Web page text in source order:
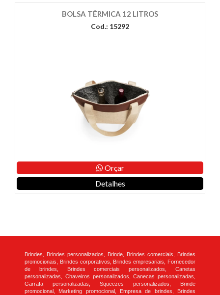
BOLSA TÉRMICA 12 LITROS
Cod.: 15292
Orçar
Detalhes
Brindes, Brindes personalizados, Brinde, Brindes comerciais, Brindes
promocionais, Brindes corporativos, Brindes empresariais, Fornecedor
de brindes, Brindes comerciais personalizados, Canetas
personalizadas, Chaveiros personalizados, Canecas personalizadas,
Garrafa personalizadas, Squeezes personalizados, Brinde
promocional, Marketing promocional, Empresa de brindes, Brindes